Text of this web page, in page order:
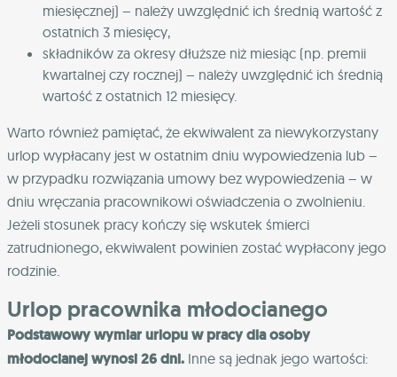
miesięcznej) – należy uwzględnić ich średnią wartość z
ostatnich 3 miesięcy,
składników za okresy dłuższe niż miesiąc (np. premii
kwartalnej czy rocznej) – należy uwzględnić ich średnią
wartość z ostatnich 12 miesięcy.
Warto również pamiętać, że ekwiwalent za niewykorzystany
urlop wypłacany jest w ostatnim dniu wypowiedzenia lub –
w przypadku rozwiązania umowy bez wypowiedzenia – w
dniu wręczania pracownikowi oświadczenia o zwolnieniu.
Jeżeli stosunek pracy kończy się wskutek śmierci
zatrudnionego, ekwiwalent powinien zostać wypłacony jego
rodzinie.
Urlop pracownika młodocianego
Podstawowy wymiar urlopu w pracy dla osoby
młodocianej wynosi 26 dni. Inne są jednak jego wartości: